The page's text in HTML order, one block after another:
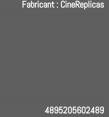
Fabricant : CineReplicas
4895205602489